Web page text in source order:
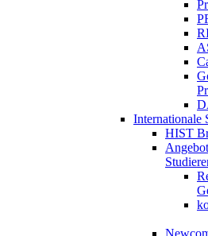
Internationale
HIST